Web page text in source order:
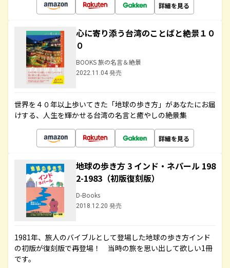
詳細を見る
心に寄り添う台湾のことばと絶景１０
０
BOOKS 旅の名言＆絶景
2022.11.04 発売
世界を４０年以上歩いてきた「地球の歩き方」があなたにお届
けする、人生を輝かせる台湾の名言と癒やしの絶景集
詳細を見る
地球の歩き方 3 インド・ネパール 198
2-1983（初版復刻版）
D-Books
2018.12.20 発売
1981年、旅人のバイブルとして登場した地球の歩き方インド
の初版が復刻版で再登場！ 当時の旅を思い出して欲しい1冊
です。